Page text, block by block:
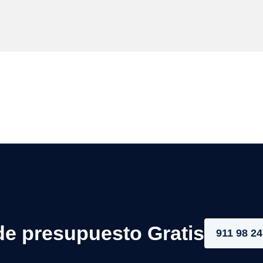
presupuesto Gratis 911 98